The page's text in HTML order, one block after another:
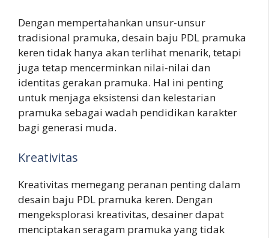
Dengan mempertahankan unsur-unsur
tradisional pramuka, desain baju PDL pramuka
keren tidak hanya akan terlihat menarik, tetapi
juga tetap mencerminkan nilai-nilai dan
identitas gerakan pramuka. Hal ini penting
untuk menjaga eksistensi dan kelestarian
pramuka sebagai wadah pendidikan karakter
bagi generasi muda.
Kreativitas
Kreativitas memegang peranan penting dalam
desain baju PDL pramuka keren. Dengan
mengeksplorasi kreativitas, desainer dapat
menciptakan seragam pramuka yang tidak